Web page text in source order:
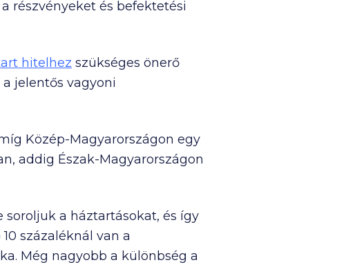
részvényeket és befektetési
hitelhez szükséges önerő
jelentős vagyoni
Közép-Magyarországon egy
addig Észak-Magyarországon
a háztartásokat, és így
százaléknál van a
Még nagyobb a különbség a